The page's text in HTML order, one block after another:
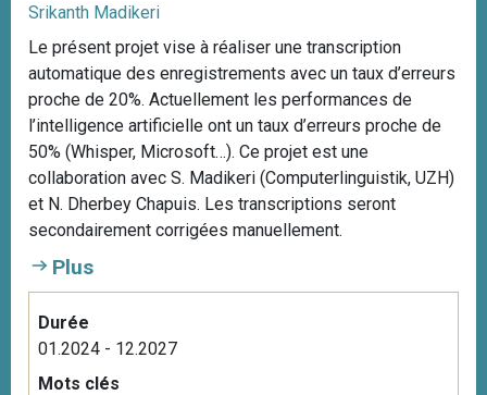
Srikanth Madikeri
Le présent projet vise à réaliser une transcription
automatique des enregistrements avec un taux d’erreurs
proche de 20%. Actuellement les performances de
l’intelligence artificielle ont un taux d’erreurs proche de
50% (Whisper, Microsoft…). Ce projet est une
collaboration avec S. Madikeri (Computerlinguistik, UZH)
et N. Dherbey Chapuis. Les transcriptions seront
secondairement corrigées manuellement.
Plus
Durée
01.2024 - 12.2027
Mots clés